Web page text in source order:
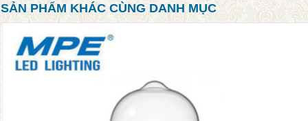
SẢN PHẨM KHÁC CÙNG DANH MỤC